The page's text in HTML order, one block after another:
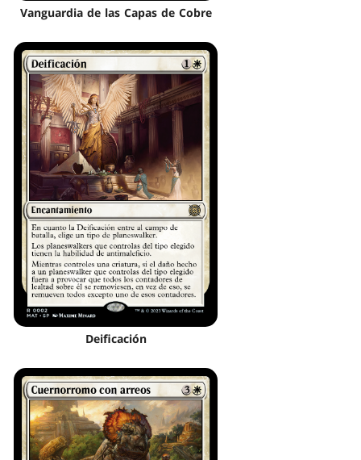
Vanguardia de las Capas de Cobre
Deificación